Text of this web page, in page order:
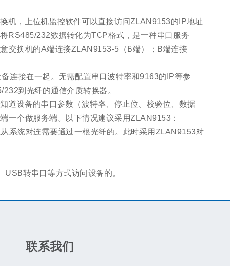
机，上位机监控软件可以直接访问ZLAN9153的IP地址
RS485/232数据转化为TCP格式，是一种串口服务
交换机的A端连接ZLAN9153-5（B端）；B端连接
连接在一起。无需配置串口波特率和9163的IP等参
到光纤的通信介质转换器。
道设备的串口参数（波特率、停止位、校验位、数据
一个做服务端。以下情况建议采用ZLAN9153：
系统对连需要通过一根光纤的。此时采用ZLAN9153对
USB转串口等方式访问设备的。
联系我们